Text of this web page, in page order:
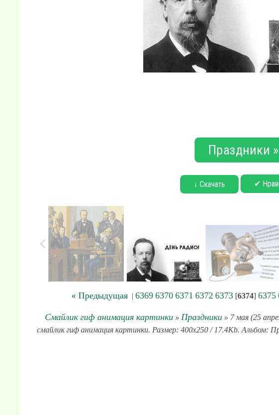
Праздники »
↓ Скачать ✔
« Предыдущая| 6369 6370 6371 6372 6373[6374] 6375
Смайлик гиф анимация картинки » Праздники » 7 мая (25
смайлик гиф анимация картинки. Размер: 400x250 / 17.4Kb. Альбом: